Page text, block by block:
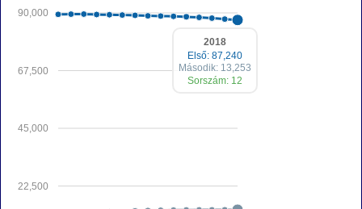
22,500
45,000
67,500
90,000
2018
Első: 87,240
Második: 13,253
Sorszám: 12